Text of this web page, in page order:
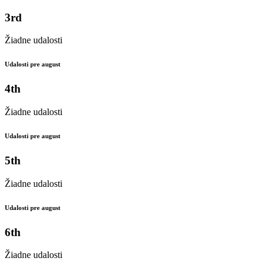
3rd
Žiadne udalosti
Udalosti pre august
4th
Žiadne udalosti
Udalosti pre august
5th
Žiadne udalosti
Udalosti pre august
6th
Žiadne udalosti